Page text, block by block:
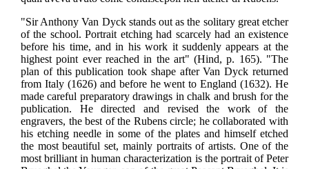
"Sir Anthony Van Dyck stands out as the solitary great etcher
of the school. Portrait etching had scarcely had an existence
before his time, and in his work it suddenly appears at the
highest point ever reached in the art" (Hind, p. 165). "The
plan of this publication took shape after Van Dyck returned
from Italy (1626) and before he went to England (1632). He
made careful preparatory drawings in chalk and brush for the
publication. He directed and revised the work of the
engravers, the best of the Rubens circle; he collaborated with
his etching needle in some of the plates and himself etched
the most beautiful set, mainly portraits of artists. One of the
most brilliant in human characterization is the portrait of Peter